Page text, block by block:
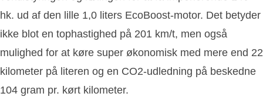
hk. ud af den lille 1,0 liters EcoBoost-motor. Det betyder
ikke blot en tophastighed på 201 km/t, men også
mulighed for at køre super økonomisk med mere end 22
kilometer på literen og en CO2-udledning på beskedne
104 gram pr. kørt kilometer.